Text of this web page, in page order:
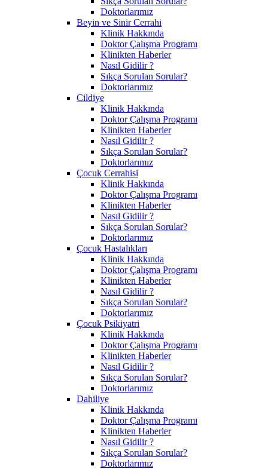
Doktorlarımız
Beyin ve Sinir Cerrahi
Klinik Hakkında
Doktor Çalışma Programı
Klinikten Haberler
Nasıl Gidilir ?
Sıkça Sorulan Sorular?
Doktorlarımız
Cildiye
Klinik Hakkında
Doktor Çalışma Programı
Klinikten Haberler
Nasıl Gidilir ?
Sıkça Sorulan Sorular?
Doktorlarımız
Çocuk Cerrahisi
Klinik Hakkında
Doktor Çalışma Programı
Klinikten Haberler
Nasıl Gidilir ?
Sıkça Sorulan Sorular?
Doktorlarımız
Çocuk Hastalıkları
Klinik Hakkında
Doktor Çalışma Programı
Klinikten Haberler
Nasıl Gidilir ?
Sıkça Sorulan Sorular?
Doktorlarımız
Çocuk Psikiyatri
Klinik Hakkında
Doktor Çalışma Programı
Klinikten Haberler
Nasıl Gidilir ?
Sıkça Sorulan Sorular?
Doktorlarımız
Dahiliye
Klinik Hakkında
Doktor Çalışma Programı
Klinikten Haberler
Nasıl Gidilir ?
Sıkça Sorulan Sorular?
Doktorlarımız